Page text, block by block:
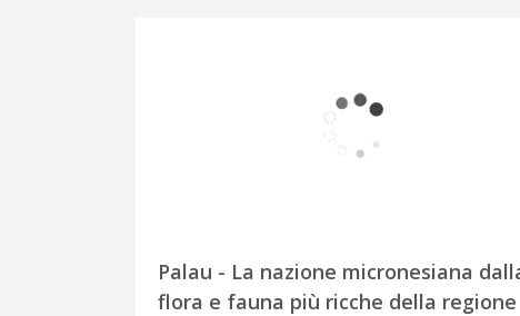
Palau - La nazione micronesiana
flora e fauna più ricche della regione